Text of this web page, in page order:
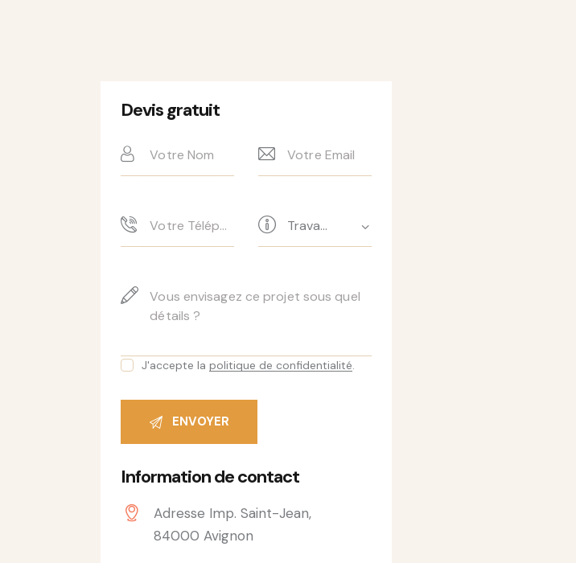
Devis gratuit
J'accepte la politique de confidentialité.
Information de contact
Adresse Imp. Saint-Jean,
84000 Avignon